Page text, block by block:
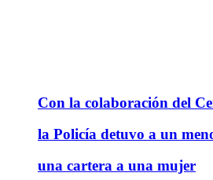
Con la colaboración del
la Policía detuvo a un
una cartera a una mujer